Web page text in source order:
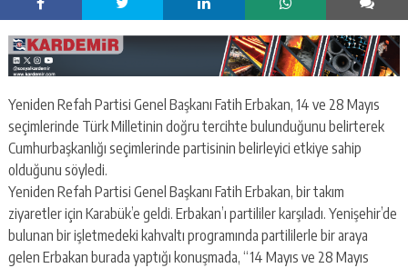
Yeniden Refah Partisi Genel Başkanı Fatih Erbakan, 14 ve 28 Mayıs
seçimlerinde Türk Milletinin doğru tercihte bulunduğunu belirterek
Cumhurbaşkanlığı seçimlerinde partisinin belirleyici etkiye sahip
olduğunu söyledi.
Yeniden Refah Partisi Genel Başkanı Fatih Erbakan, bir takım
ziyaretler için Karabük’e geldi. Erbakan’ı partililer karşıladı. Yenişehir’de
bulunan bir işletmedeki kahvaltı programında partililerle bir araya
gelen Erbakan burada yaptığı konuşmada, “14 Mayıs ve 28 Mayıs